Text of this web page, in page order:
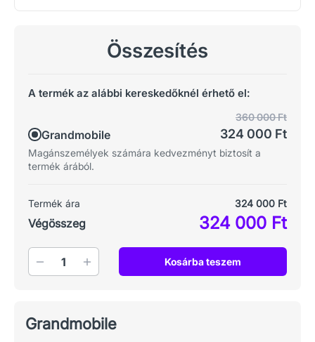
Összesítés
A termék az alábbi kereskedőknél érhető el:
Grandmobile
360 000 Ft
324 000 Ft
Magánszemélyek számára kedvezményt biztosít a
termék árából.
Termék ára 324 000 Ft
Végösszeg 324 000 Ft
Mennyiség Kosárba teszem
Grandmobile